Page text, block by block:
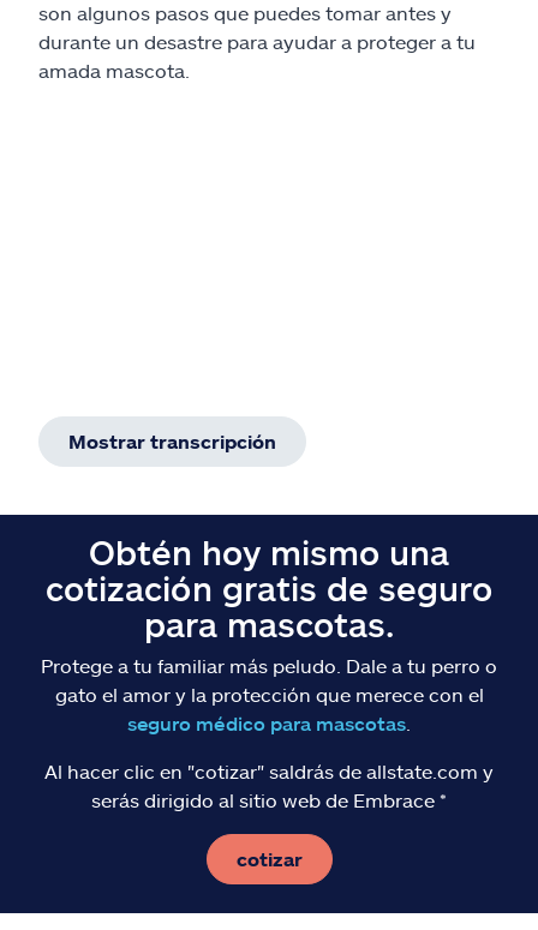
Recursos
English
son algunos pasos que puedes tomar antes y
durante un desastre para ayudar a proteger a tu
amada mascota.
Mostrar transcripción
Obtén hoy mismo una
cotización gratis de seguro
para mascotas.
Protege a tu familiar más peludo. Dale a tu perro o
gato el amor y la protección que merece con el
seguro médico para mascotas
Al hacer clic en "cotizar" saldrás de allstate.com y
serás dirigido al sitio web de Embrace *
cotizar